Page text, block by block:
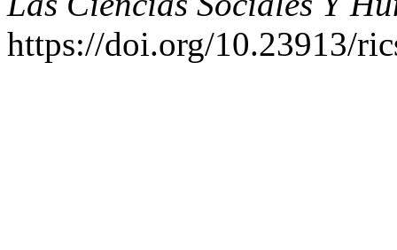
https://doi.org/10.23913/